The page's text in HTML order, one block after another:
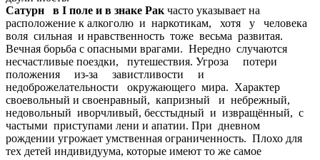
Сатурн в I поле и в знаке Рак часто указывает на
расположение к алкоголю и наркотикам, хотя у человека
воля сильная и нравственность тоже весьма развитая.
Вечная борьба с опасными врагами. Нередно случаются
несчастливые поездки, путешествия. Угроза потери
положения из-за завистливости и
недоброжелательности окружающего мира. Характер
своевольный и своенравный, капризный и небрежный,
недовольный иворчливый, бесстыдный и извращённый, с
частыми приступами лени и апатии. При дневном
рождении угрожает умственная ограниченность. Плохо для
тех детей индивидуума, которые имеют то же самое